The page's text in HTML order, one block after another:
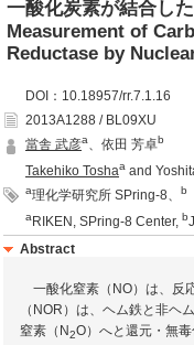
一酸化炭素が結合し
Measurement of
Reductase by
DOI：10.18957/rr.7.1.16
2013A1288 / BL09XU
當舎 武彦a、依田 芳卓b
Takehiko Toshaa and
a理化学研究所 SPring-8、 b
a RIKEN, SPring-8 Center, b
Abstract
一酸化窒素（NO）は、反
（NOR）は、ヘム鉄と非ヘ
窒素（N2O）へと還元・無